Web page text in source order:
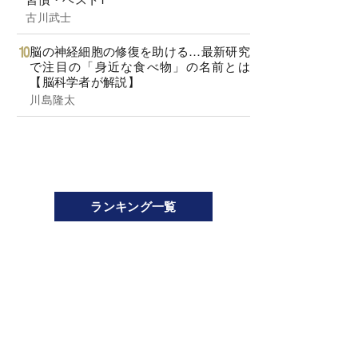
古川武士
脳の神経細胞の修復を助ける…最新研究
で注目の「身近な食べ物」の名前とは
【脳科学者が解説】
川島隆太
ランキング一覧